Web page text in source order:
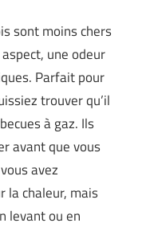
sont moins chers
une odeur
Parfait pour
trouver qu’il
à gaz. Ils
avant que vous
avez
la chaleur, mais
levant ou en